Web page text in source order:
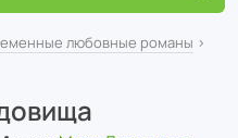
любовные романы ›